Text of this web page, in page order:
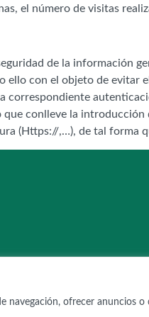
navegación, ofrecer anuncios
el número de visitas
de la información
ello con el objeto de evitar
correspondiente
conlleve la
(Https://,…), de tal forma